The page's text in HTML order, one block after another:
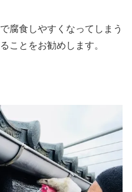
腐食しやすくなってしまう
ことをお勧めします。